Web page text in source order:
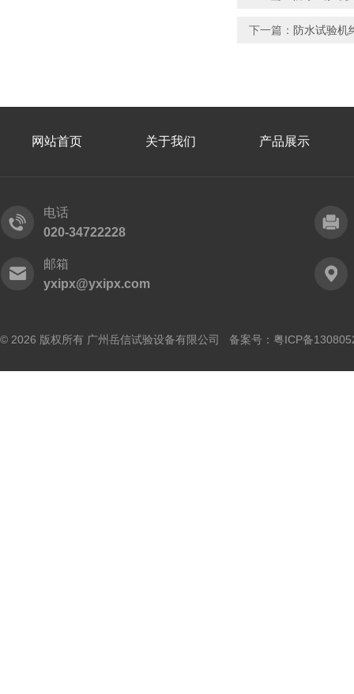
下一篇： 防水试验机
网站首页 关于我们 产品展示
电话
020-34722228
邮箱
yxipx@yxipx.com
© 2026 版权所有 广州岳信试验设备有限公司 备案号： 粤ICP备